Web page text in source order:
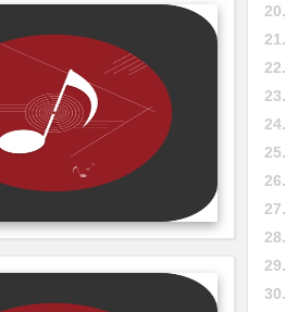
20.
21.
22.
23.
24.
25.
26.
27.
28.
29.
30.